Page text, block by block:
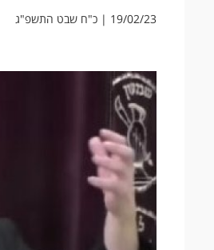
19/02/23 | כ"ח שבט התשפ"ג